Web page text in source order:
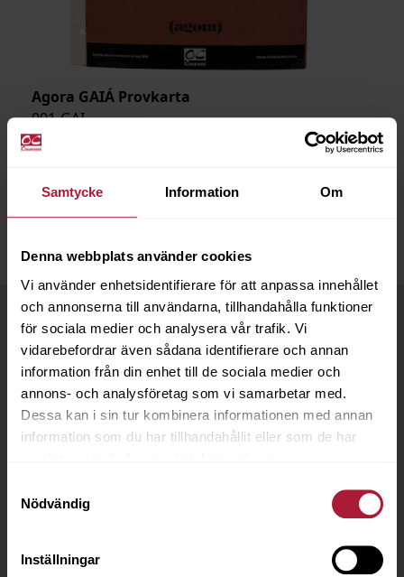
Samtycke Information Om
Denna webbplats använder cookies
Vi använder enhetsidentifierare för att anpassa innehållet
och annonserna till användarna, tillhandahålla funktioner
för sociala medier och analysera vår trafik. Vi
vidarebefordrar även sådana identifierare och annan
information från din enhet till de sociala medier och
annons- och analysföretag som vi samarbetar med.
Dessa kan i sin tur kombinera informationen med annan
information som du har tillhandahållit eller som de har
Nödvändig
Inställningar
Agora GAIÁ Provkarta
001-GAI